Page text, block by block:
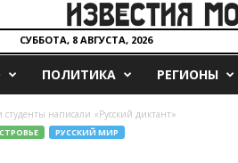
СУББОТА, 8 АВГУСТА, 2026
ПОЛИТИКА РЕГИОНЫ
написали «Русский диктант»
РУССКИЙ МИР